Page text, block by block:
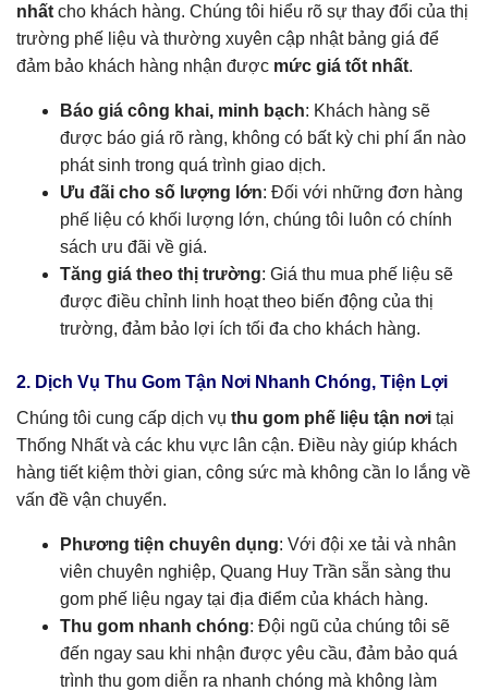
nhất cho khách hàng. Chúng tôi hiểu rõ sự thay đổi của thị
trường phế liệu và thường xuyên cập nhật bảng giá để
đảm bảo khách hàng nhận được mức giá tốt nhất.
Báo giá công khai, minh bạch: Khách hàng sẽ
được báo giá rõ ràng, không có bất kỳ chi phí ẩn nào
phát sinh trong quá trình giao dịch.
Ưu đãi cho số lượng lớn: Đối với những đơn hàng
phế liệu có khối lượng lớn, chúng tôi luôn có chính
sách ưu đãi về giá.
Tăng giá theo thị trường: Giá thu mua phế liệu sẽ
được điều chỉnh linh hoạt theo biến động của thị
trường, đảm bảo lợi ích tối đa cho khách hàng.
2. Dịch Vụ Thu Gom Tận Nơi Nhanh Chóng, Tiện Lợi
Chúng tôi cung cấp dịch vụ thu gom phế liệu tận nơi tại
Thống Nhất và các khu vực lân cận. Điều này giúp khách
hàng tiết kiệm thời gian, công sức mà không cần lo lắng về
vấn đề vận chuyển.
Phương tiện chuyên dụng: Với đội xe tải và nhân
viên chuyên nghiệp, Quang Huy Trần sẵn sàng thu
gom phế liệu ngay tại địa điểm của khách hàng.
Thu gom nhanh chóng: Đội ngũ của chúng tôi sẽ
đến ngay sau khi nhận được yêu cầu, đảm bảo quá
trình thu gom diễn ra nhanh chóng mà không làm